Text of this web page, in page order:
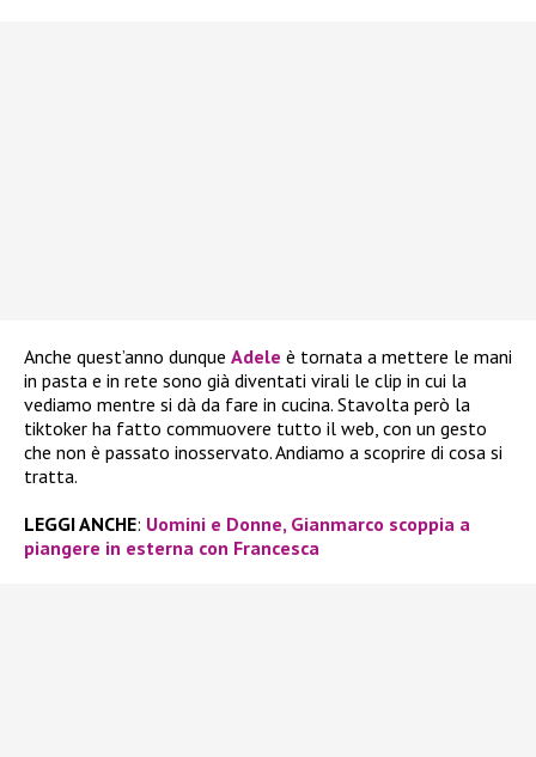
Anche quest’anno dunque Adele è tornata a mettere le mani
in pasta e in rete sono già diventati virali le clip in cui la
vediamo mentre si dà da fare in cucina. Stavolta però la
tiktoker ha fatto commuovere tutto il web, con un gesto
che non è passato inosservato. Andiamo a scoprire di cosa si
tratta.
LEGGI ANCHE: Uomini e Donne, Gianmarco scoppia a
piangere in esterna con Francesca